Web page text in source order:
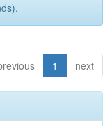
1 next